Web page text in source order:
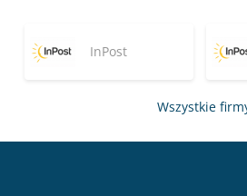
InPost
Wszystkie